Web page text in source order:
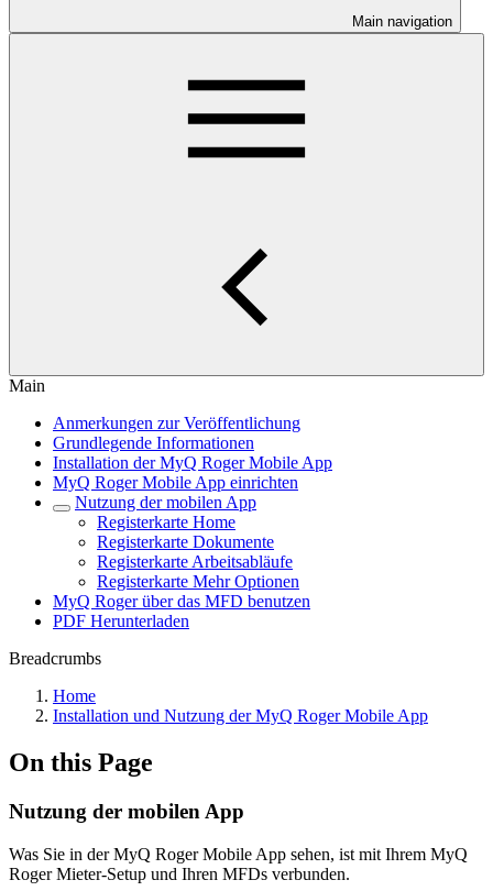
Main navigation
Main
Anmerkungen zur Veröffentlichung
Grundlegende Informationen
Installation der MyQ Roger Mobile App
MyQ Roger Mobile App einrichten
Nutzung der mobilen App
Registerkarte Home
Registerkarte Dokumente
Registerkarte Arbeitsabläufe
Registerkarte Mehr Optionen
MyQ Roger über das MFD benutzen
PDF Herunterladen
Breadcrumbs
Home
Installation und Nutzung der MyQ Roger Mobile App
On this Page
Nutzung der mobilen App
Was Sie in der MyQ Roger Mobile App sehen, ist mit Ihrem MyQ
Roger Mieter-Setup und Ihren MFDs verbunden.